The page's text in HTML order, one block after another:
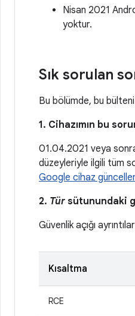
Nisan 2021
yoktur.
Sık sorulan
Bu bölümde, bu
1. Cihazımın bu
01.04.2021 veya
düzeyleriyle ilgili tüm
Google cihaz
2. Tür sütunundaki
Güvenlik açığı
Kısaltma
RCE